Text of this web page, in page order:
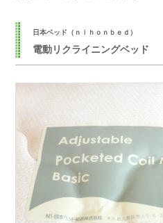
日本ベッド（ｎｉｈｏｎｂｅｄ）
電動リクライニングベッド